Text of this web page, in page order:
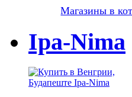
Магазины в
Ipa-Nima